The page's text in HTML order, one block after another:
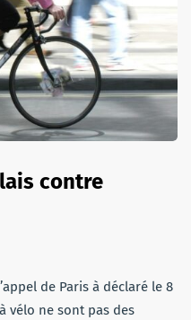
contre
de Paris à déclaré le 8
vélo ne sont pas des